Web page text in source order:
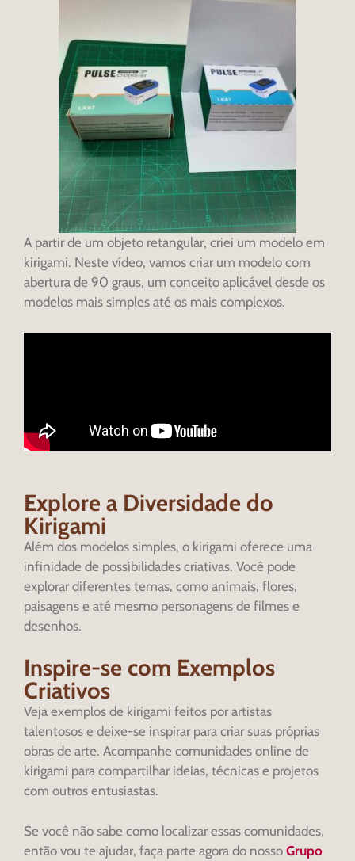
A partir de um objeto retangular, criei um modelo em
kirigami. Neste vídeo, vamos criar um modelo com
abertura de 90 graus, um conceito aplicável desde os
modelos mais simples até os mais complexos.
Explore a Diversidade do
Kirigami
Além dos modelos simples, o kirigami oferece uma
infinidade de possibilidades criativas. Você pode
explorar diferentes temas, como animais, flores,
paisagens e até mesmo personagens de filmes e
desenhos.
Inspire-se com Exemplos
Criativos
Veja exemplos de kirigami feitos por artistas
talentosos e deixe-se inspirar para criar suas próprias
obras de arte. Acompanhe comunidades online de
kirigami para compartilhar ideias, técnicas e projetos
com outros entusiastas.
Se você não sabe como localizar essas comunidades,
então vou te ajudar, faça parte agora do nosso Grupo